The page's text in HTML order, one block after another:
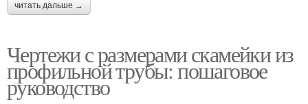
читать дальше →
Чертежи с размерами скамейки из
профильной трубы: пошаговое
руководство